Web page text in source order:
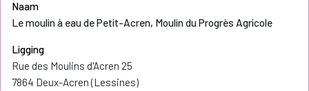
Naam
Le moulin à eau de Petit-Acren, Moulin du Progrès Agricole
Ligging
Rue des Moulins d'Acren 25
7864 Deux-Acren (Lessines)